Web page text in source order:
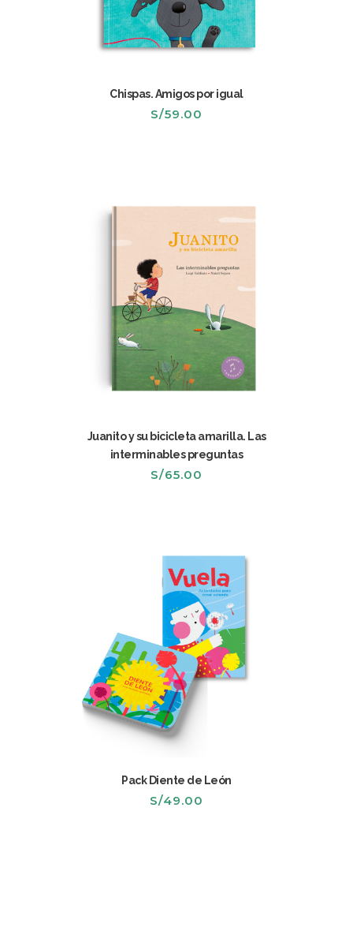
Chispas. Amigos por igual
S/59.00
Juanito y su bicicleta amarilla. Las
interminables preguntas
S/65.00
Pack Diente de León
S/49.00